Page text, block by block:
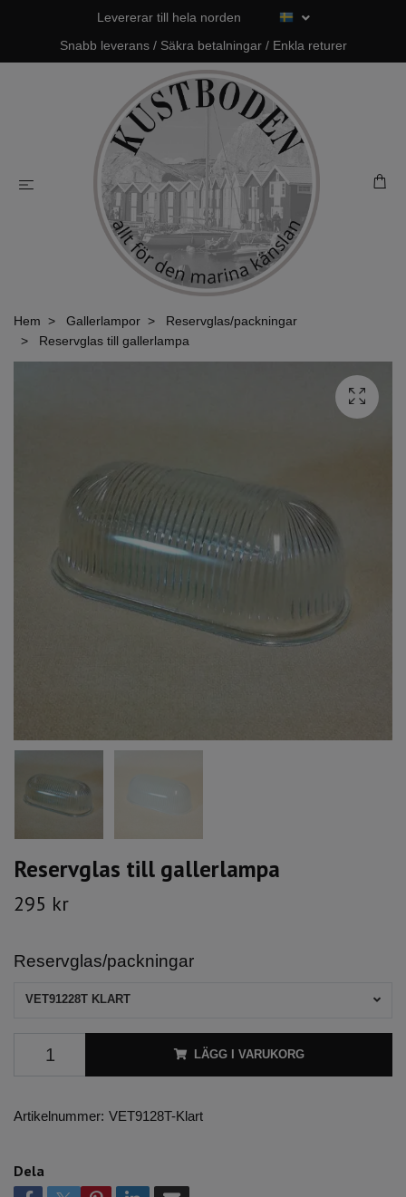
Levererar till hela norden
Snabb leverans / Säkra betalningar / Enkla returer
Hem Gallerlampor
Reservglas/packningar
Reservglas till gallerlampa
Reservglas till gallerlampa
295 kr
Reservglas/packningar
VET91228T KLART
LÄGG I VARUKORG
Artikelnummer: VET9128T-Klart
Dela